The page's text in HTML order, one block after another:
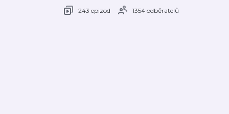
243 epizod
1354 odběratelů